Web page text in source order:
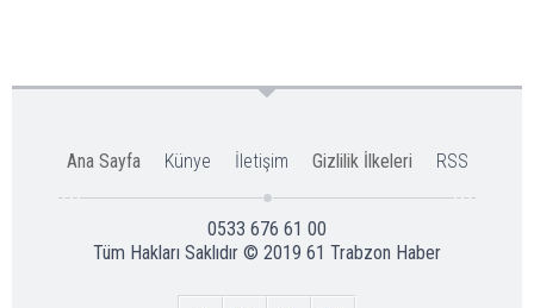
Ana Sayfa Künye İletişim Gizlilik İlkeleri RSS
0533 676 61 00
Tüm Hakları Saklıdır © 2019 61 Trabzon Haber